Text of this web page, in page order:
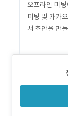
오프라인 미
미팅 및 카카
서 초안을 만